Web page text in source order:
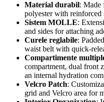
Material durabil: Made
polyester with
Sistem MOLLE:
and sides for attaching
Curele reglabile:
waist belt with quick-
Compartimente
compartment, dual front
an internal hydration
Velcro Patch:
grid and Velcro area for